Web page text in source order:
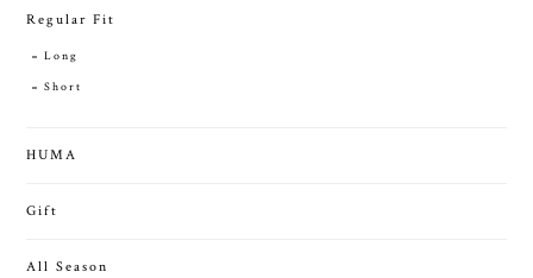
Regular Fit
Long
Short
HUMA
Gift
All Season